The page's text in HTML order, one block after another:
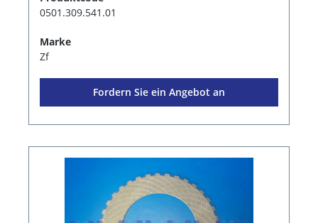
0501.309.541.01
Marke
Zf
Fordern Sie ein Angebot an